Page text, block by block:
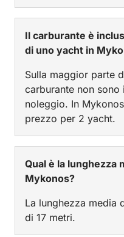
Il carburante è
di uno yacht in
Sulla maggior parte
carburante non
noleggio. In
prezzo per 2 yacht.
Qual è la lunghezza
Mykonos?
La lunghezza media
di 17 metri.